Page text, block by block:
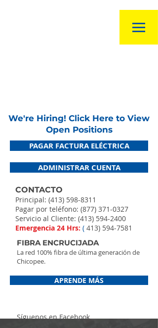
We're Hiring! Click Here to View
Open Positions
PAGAR FACTURA ELÉCTRICA
ADMINISTRAR CUENTA
CONTACTO
Principal: (413) 598-8311
Pagar por teléfono: (877) 371-0327
Servicio al Cliente: (413) 594-2400
Emergencia 24 Hrs: ( 413) 594-7581
FIBRA ENCRUCIJADA
La red 100% fibra de última generación de
Chicopee.
APRENDE MÁS
Síguenos en Facebook